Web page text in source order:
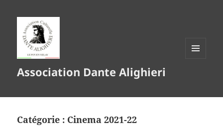
Association Dante Alighieri
Catégorie : Cinema 2021-22